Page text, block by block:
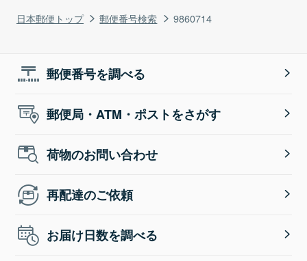
日本郵便トップ 郵便番号検索 9860714
郵便番号を調べる
郵便局・ATM・ポストをさがす
荷物のお問い合わせ
再配達のご依頼
お届け日数を調べる